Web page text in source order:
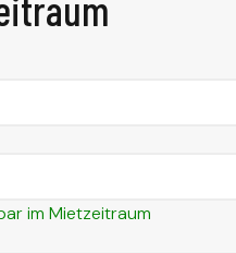
im Mietzeitraum